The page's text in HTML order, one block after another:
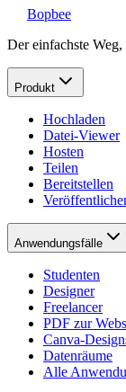
Bopbee
Der einfachste
Produkt
Hochladen
Datei-Viewer
Hosten
Teilen
Bereitstellen
Anwendungsfälle
Studenten
Designer
Freelancer
PDF zur
Canva-
Datenräume
Alle